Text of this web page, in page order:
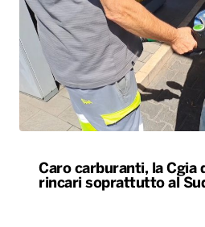
Caro carburanti, la Cgia
rincari soprattutto al